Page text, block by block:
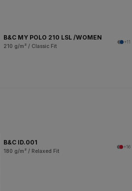
B&C MY POLO 210 LSL /WOMEN
210 g/m² / Classic Fit
+11
B&C ID.001
180 g/m² / Relaxed Fit
+16